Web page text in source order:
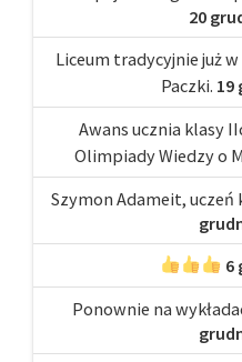
20
Liceum tradycyjnie już
Paczki. 19
Awans ucznia klasy
Olimpiady Wiedzy o
Szymon Adameit, uczeń
6
Ponownie na